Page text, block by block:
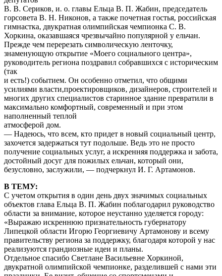
В. В. Сериков, и. о. главы Ельца В. П. Жабин, председатель
горсовета В. Н. Никонов, а также почетная гостья, российская
гимнастка, двукратная олимпийская чемпионка С. В.
Хоркина, оказавшаяся чрезвычайно популярной у ельчан.
Прежде чем перерезать символическую ленточку,
знаменующую открытие «Моего социального центра»,
руководитель региона поздравил собравшихся с историческим
(так
и есть!) событием. Он особенно отметил, что общими
усилиями власти,проектировщиков, дизайнеров, строителей и
многих других специалистов старинное здание превратили в
максимально комфортный, современный и при этом
наполненный теплой
атмосферой дом.
— Надеюсь, что всем, кто придет в новый социальный центр,
захочется задержаться тут подольше. Ведь это не просто
получение социальных услуг, а искренняя поддержка и забота,
достойный досуг для пожилых ельчан, который они,
безусловно, заслужили, — подчеркнул И. Г. Артамонов.
В ТЕМУ:
С учетом открытия в один день двух значимых социальных
объектов глава Ельца В. П. Жабин поблагодарил руководство
области за внимание, которое неустанно уделяется городу:
«Выражаю искреннюю признательность губернатору
Липецкой области Игорю Георгиевичу Артамонову и всему
правительству региона за поддержку, благодаря которой у нас
реализуются грандиозные идеи и планы.
Отдельное спасибо Светлане Васильевне Хоркиной,
двукратной олимпийской чемпионке, разделившей с нами эти